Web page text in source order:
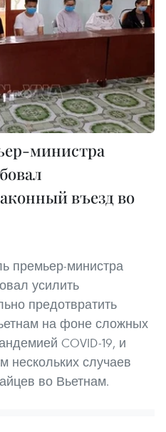
министра
въезд во
премьер-министра
усилить
предотвратить
на фоне сложных
COVID-19, и
нескольких случаев
во Вьетнам.